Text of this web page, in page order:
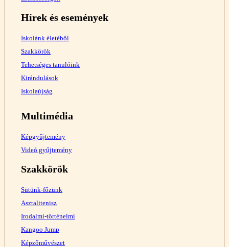
Hírek és események
Iskolánk életéből
Szakkörök
Tehetséges tanulóink
Kirándulások
Iskolaújság
Multimédia
Képgyűjtemény
Videó gyűjtemény
Szakkörök
Sütünk-főzünk
Asztalitenisz
Irodalmi-történelmi
Kangoo Jump
Képzőművészet